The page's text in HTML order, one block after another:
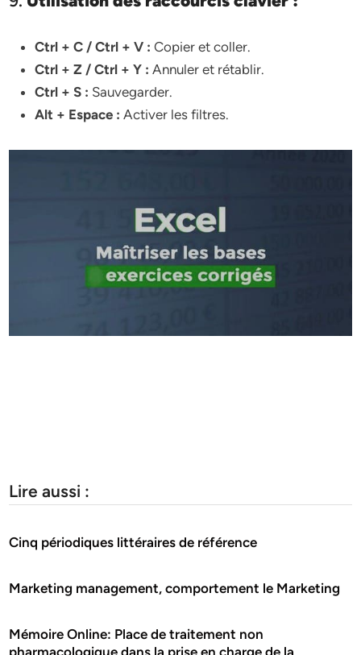
Ctrl + C / Ctrl + V : Copier et coller.
Ctrl + Z / Ctrl + Y : Annuler et rétablir.
Ctrl + S : Sauvegarder.
Alt + Espace : Activer les filtres.
Lire aussi :
Cinq périodiques littéraires de référence
Marketing management, comportement le Marketing
Mémoire Online: Place de traitement non